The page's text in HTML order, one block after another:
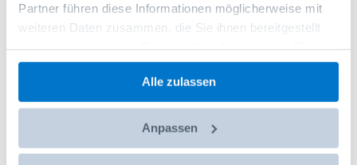
Partner führen diese Informationen möglicherweise mit
weiteren Daten zusammen, die Sie ihnen bereitgestellt
gesammelt haben.
Alle zulassen
Anpassen